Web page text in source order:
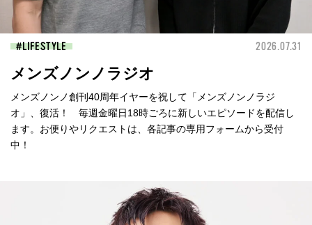
LIFESTYLE 2026.07.31
メンズノンノラジオ
メンズノンノ創刊40周年イヤーを祝して「メンズノンノラジ
オ」、復活！ 毎週金曜日18時ごろに新しいエピソードを配信し
ます。お便りやリクエストは、各記事の専用フォームから受付
中！